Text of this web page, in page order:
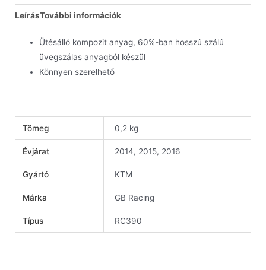
LeírásTovábbi információk
Ütésálló kompozit anyag, 60%-ban hosszú szálú
üvegszálas anyagból készül
Könnyen szerelhető
Tömeg 0,2 kg
Évjárat 2014, 2015, 2016
Gyártó KTM
Márka GB Racing
Típus RC390